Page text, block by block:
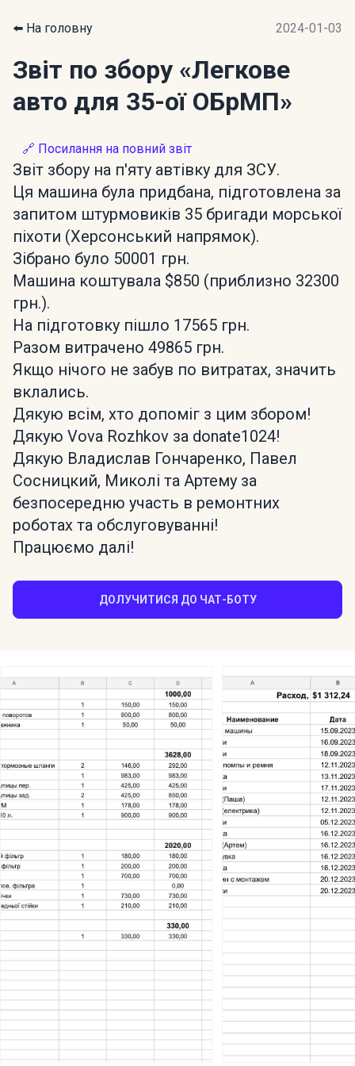
⬅️ На головну 2024-01-03
Звіт по збору «Легкове
авто для 35-ої ОБрМП»
🔗 Посилання на повний звіт
Звіт збору на п'яту автівку для ЗСУ.
Ця машина була придбана, підготовлена за
запитом штурмовиків 35 бригади морської
піхоти (Херсонський напрямок).
Зібрано було 50001 грн.
Машина коштувала $850 (приблизно 32300
грн.).
На підготовку пішло 17565 грн.
Разом витрачено 49865 грн.
Якщо нічого не забув по витратах, значить
вклались.
Дякую всім, хто допоміг з цим збором!
Дякую Vova Rozhkov за donate1024!
Дякую Владислав Гончаренко, Павел
Сосницкий, Миколі та Артему за
безпосередню участь в ремонтних
роботах та обслуговуванні!
Працюємо далі!
ДОЛУЧИТИСЯ ДО ЧАТ-БОТУ